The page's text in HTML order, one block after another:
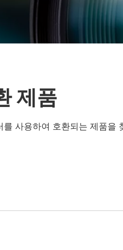
제품
사용하여 호환되는 제품을